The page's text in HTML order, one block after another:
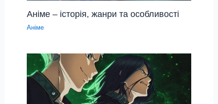
Аніме – історія, жанри та особливості
Аніме